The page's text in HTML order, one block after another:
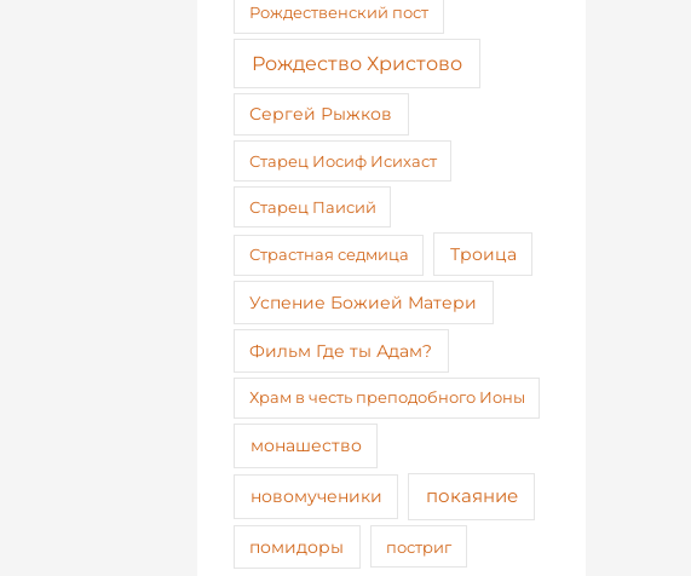
Рождественский пост
Рождество Христово
Сергей Рыжков
Старец Иосиф Исихаст
Старец Паисий
Страстная седмица Троица
Успение Божией Матери
Фильм Где ты Адам?
Храм в честь преподобного Ионы
монашество
новомученики покаяние
помидоры постриг